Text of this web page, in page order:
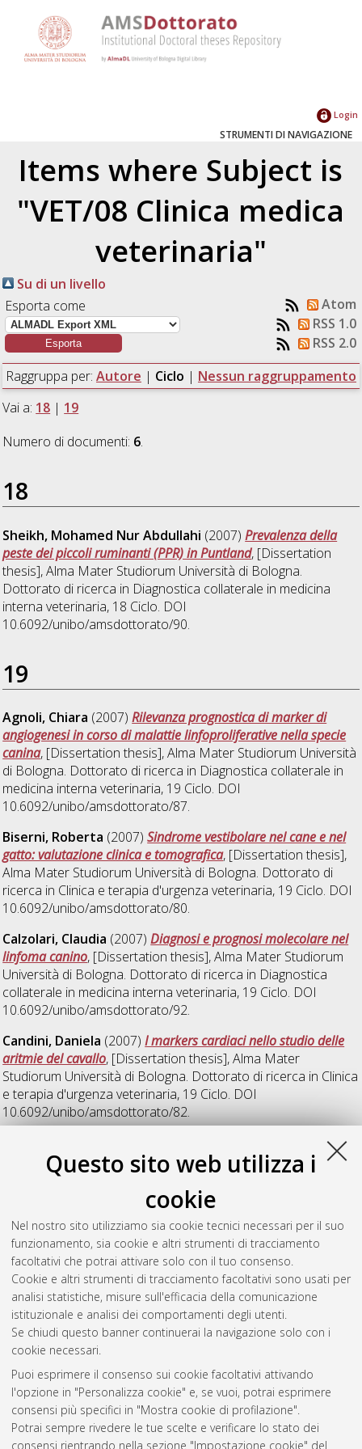
Questo sito web utilizza i
cookie
Nel nostro sito utilizziamo sia cookie tecnici necessari per il suo
funzionamento, sia cookie e altri strumenti di tracciamento
facoltativi che potrai attivare solo con il tuo consenso.
Cookie e altri strumenti di tracciamento facoltativi sono usati per
analisi statistiche, misure sull'efficacia della comunicazione
istituzionale e analisi dei comportamenti degli utenti.
Se chiudi questo banner continuerai la navigazione solo con i
cookie necessari.
Puoi esprimere il consenso sui cookie facoltativi attivando
l'opzione in "Personalizza cookie" e, se vuoi, potrai esprimere
consensi più specifici in "Mostra cookie di profilazione".
Potrai sempre rivedere le tue scelte e verificare lo stato dei
consensi rientrando nella sezione "Impostazione cookie" del
Login
STRUMENTI DI NAVIGAZIONE
Items where Subject is
"VET/08 Clinica medica
veterinaria"
Su di un livello
Esporta come
Atom
RSS 1.0
RSS 2.0
Raggruppa per: Autore | Ciclo | Nessun raggruppamento
Vai a: 18 | 19
Numero di documenti: 6.
18
Sheikh, Mohamed Nur Abdullahi (2007)Prevalenza della
peste dei piccoli ruminanti (PPR) in Puntland, [Dissertation
thesis], Alma Mater Studiorum Università di Bologna.
Dottorato di ricerca in Diagnostica collaterale in medicina
interna veterinaria, 18 Ciclo. DOI
10.6092/unibo/amsdottorato/90.
19
Agnoli, Chiara (2007)Rilevanza prognostica di marker di
angiogenesi in corso di malattie linfoproliferative nella specie
canina, [Dissertation thesis], Alma Mater Studiorum Università
di Bologna. Dottorato di ricerca in Diagnostica collaterale in
medicina interna veterinaria, 19 Ciclo. DOI
10.6092/unibo/amsdottorato/87.
Biserni, Roberta (2007)Sindrome vestibolare nel cane e nel
gatto: valutazione clinica e tomografica, [Dissertation thesis],
Alma Mater Studiorum Università di Bologna. Dottorato di
ricerca in Clinica e terapia d'urgenza veterinaria, 19 Ciclo. DOI
10.6092/unibo/amsdottorato/80.
Calzolari, Claudia (2007)Diagnosi e prognosi molecolare nel
linfoma canino, [Dissertation thesis], Alma Mater Studiorum
Università di Bologna. Dottorato di ricerca in Diagnostica
collaterale in medicina interna veterinaria, 19 Ciclo. DOI
10.6092/unibo/amsdottorato/92.
Candini, Daniela (2007)I markers cardiaci nello studio delle
aritmie del cavallo, [Dissertation thesis], Alma Mater
Studiorum Università di Bologna. Dottorato di ricerca in Clinica
e terapia d'urgenza veterinaria, 19 Ciclo. DOI
10.6092/unibo/amsdottorato/82.
Quadri clinici in situazioni di: acidosi
metabolica, iper L-lattacidemia e iper D-lattacidemia
sperimentalmente indotte nel vitello lattante, [Dissertation
thesis], Alma Mater Studiorum Università di Bologna.
Diagnostica collaterale in medicina
interna veterinaria, 19 Ciclo. DOI
10.6092/unibo/amsdottorato/546.
Questa lista e' stata generata ilSat Aug 8 20:34:02 2026
Atom
Rss 1.0
Rss 2.0